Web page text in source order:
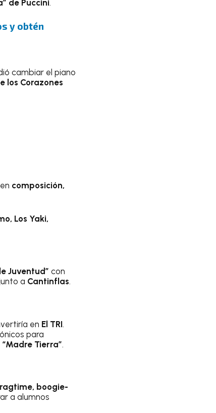
de Puccini.
y obtén
cambiar el piano
los Corazones
composición,
Los Yaki,
Juventud” con
a Cantinflas.
en El TRI.
para
“Madre Tierra”.
ragtime, boogie-
a alumnos